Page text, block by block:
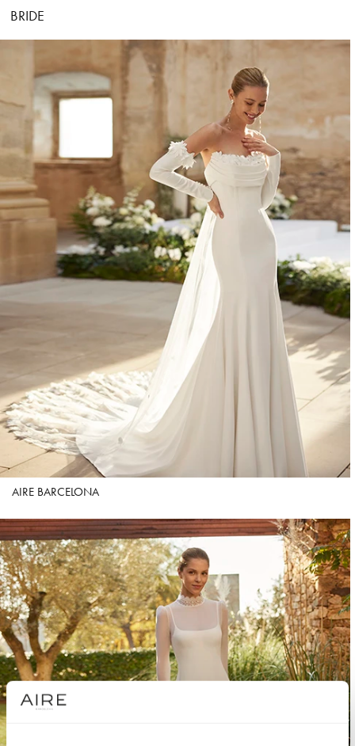
BRIDE
AIRE BARCELONA